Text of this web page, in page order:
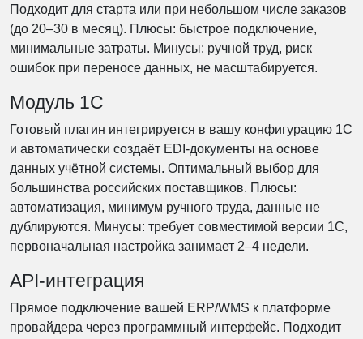
Подходит для старта или при небольшом числе заказов
(до 20–30 в месяц). Плюсы: быстрое подключение,
минимальные затраты. Минусы: ручной труд, риск
ошибок при переносе данных, не масштабируется.
Модуль 1С
Готовый плагин интегрируется в вашу конфигурацию 1С
и автоматически создаёт EDI-документы на основе
данных учётной системы. Оптимальный выбор для
большинства российских поставщиков. Плюсы:
автоматизация, минимум ручного труда, данные не
дублируются. Минусы: требует совместимой версии 1С,
первоначальная настройка занимает 2–4 недели.
API-интеграция
Прямое подключение вашей ERP/WMS к платформе
провайдера через программный интерфейс. Подходит